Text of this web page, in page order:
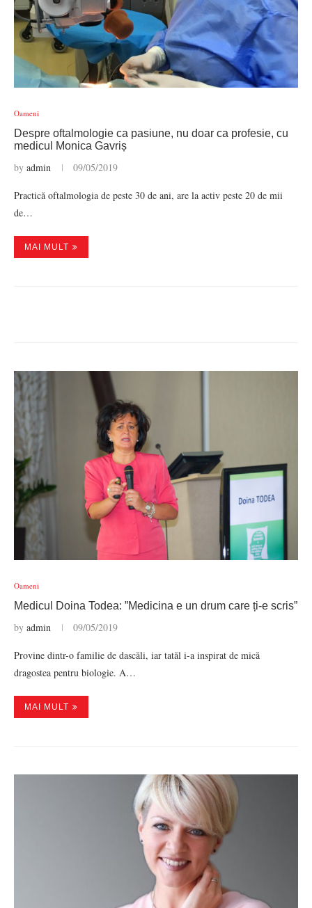
Oameni
Despre oftalmologie ca pasiune, nu doar ca profesie, cu
medicul Monica Gavriș
by admin 09/05/2019
Practică oftalmologia de peste 30 de ani, are la activ peste 20 de mii
de…
MAI MULT
Oameni
Medicul Doina Todea: ”Medicina e un drum care ți-e scris”
by admin 09/05/2019
Provine dintr-o familie de dascăli, iar tatăl i-a inspirat de mică
dragostea pentru biologie. A…
MAI MULT